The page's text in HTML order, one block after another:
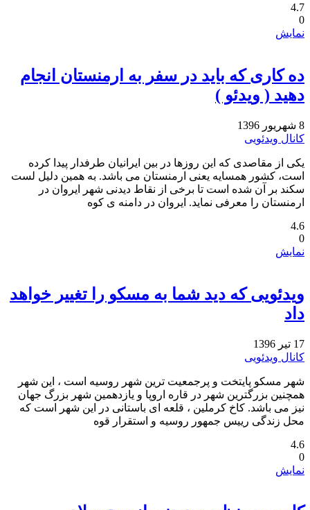
4.7
0
نمایش
ده کاری که باید در سفر به ارمنستان انجام
دهید ( ویدئو )
8 شهریور 1396
کانال ویدئویی
یکی از مقاصدی که این روزها در بین ایرانیان طرفدار پیدا کرده
است، کشور همسایه یعنی ارمنستان می باشد. به همین دلیل لست
سکند بر آن شده است تا برخی از نقاط دیدنی شهر ایروان در
ارمنستان را معرفی نماید. ایروان در دامنه ی کوه
4.6
0
نمایش
ویدئویی که دید شما به مسکو را تغییر خواهد
داد
17 تیر 1396
کانال ویدئویی
شهر مسکو پایتخت و پرجمعیت ترین شهر روسیه است ، این شهر
همچنین بزرگترین شهر در قاره اروپا و یازدهمین شهر بزرگ جهان
نیز می باشد. کاخ کرملین ، قلعه ای باستانی در این شهر است که
محل زندگی رییس جمهور روسیه و استقرار قوه
4.6
0
نمایش